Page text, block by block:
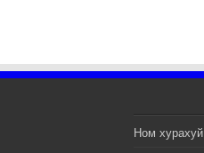
Ном хурахуй